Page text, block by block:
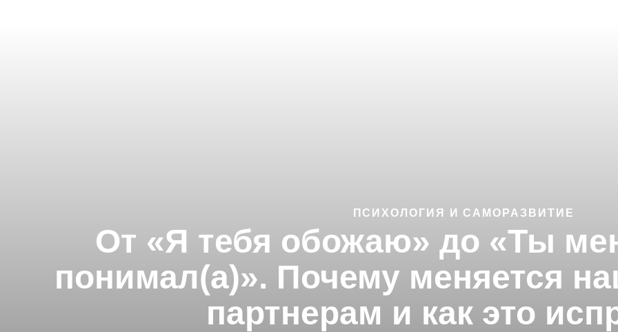
ПСИХОЛОГИЯ И САМОРАЗВИТИЕ
От «Я тебя обожаю» до «Ты
понимал(а)». Почему меняется
партнерам и как это